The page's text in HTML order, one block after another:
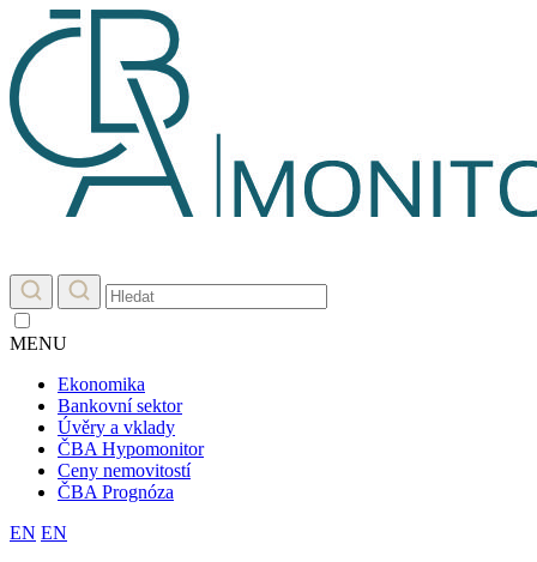
MENU
Ekonomika
Bankovní sektor
Úvěry a vklady
ČBA Hypomonitor
Ceny nemovitostí
ČBA Prognóza
EN EN